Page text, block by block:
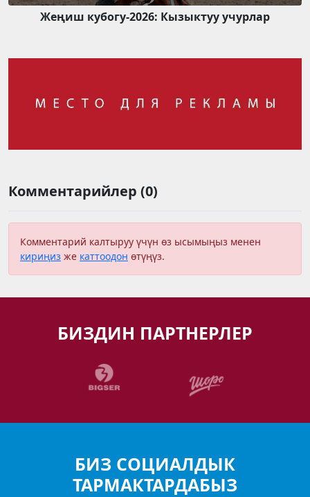
Жеңиш кубогу-2026: Кызыктуу учурлар
Комментарийлер (0)
Комментарий калтыруу үчүн өз ысымыңыз менен
кириңиз же каттоодон өтүңүз.
БИЗДИН ПАРТНЕРЛЕР
БИЗ СОЦИАЛДЫК
ТАРМАКТАРДАБЫЗ